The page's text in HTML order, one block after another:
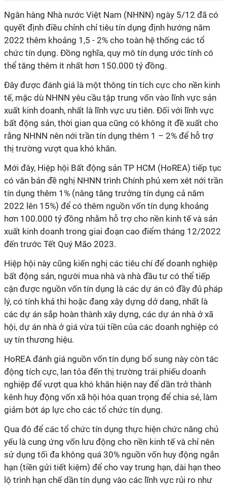
Ngân hàng Nhà nước Việt Nam (NHNN) ngày 5/12 đã có
quyết định điều chỉnh chỉ tiêu tín dụng định hướng năm
2022 thêm khoảng 1,5 - 2% cho toàn hệ thống các tổ
chức tín dụng. Đồng nghĩa, quy mô tín dụng ước tính có
thể tăng thêm ít nhất hơn 150.000 tỷ đồng.
Đây được đánh giá là một thông tin tích cực cho nền kinh
tế, mặc dù NHNN yêu cầu tập trung vốn vào lĩnh vực sản
xuất kinh doanh, nhất là lĩnh vực ưu tiên. Đối với lĩnh vực
bất động sản, thời gian qua cũng có không ít đề xuất cho
rằng NHNN nên nới trần tín dụng thêm 1 – 2% để hỗ trợ
thị trường vượt qua khó khăn.
Mới đây, Hiệp hội Bất động sản TP HCM (HoREA) tiếp tục
có văn bản đề nghị NHNN trình Chính phủ xem xét nới trần
tín dụng thêm 1% (nâng tăng trưởng tín dụng cả năm
2022 lên 15%) để có thêm nguồn vốn tín dụng khoảng
hơn 100.000 tỷ đồng nhằm hỗ trợ cho nền kinh tế và sản
xuất kinh doanh trong giai đoạn cao điểm tháng 12/2022
đến trước Tết Quý Mão 2023.
Hiệp hội này cũng kiến nghị các tiêu chí để doanh nghiệp
bất động sản, người mua nhà và nhà đầu tư có thể tiếp
cận được nguồn vốn tín dụng là các dự án có đầy đủ pháp
lý, có tính khả thi hoặc đang xây dựng dở dang, nhất là
các dự án sắp hoàn thành xây dựng, các dự án nhà ở xã
hội, dự án nhà ở giá vừa túi tiền của các doanh nghiệp có
uy tín thương hiệu.
HoREA đánh giá nguồn vốn tín dụng bổ sung này còn tác
động tích cực, lan tỏa đến thị trường trái phiếu doanh
nghiệp để vượt qua khó khăn hiện nay để dần trở thành
kênh huy động vốn xã hội hóa quan trọng để chia sẻ, làm
giảm bớt áp lực cho các tổ chức tín dụng.
Qua đó để các tổ chức tín dụng thực hiện chức năng chủ
yếu là cung ứng vốn lưu động cho nền kinh tế và chỉ nên
sử dụng tối đa không quá 30% nguồn vốn huy động ngắn
hạn (tiền gửi tiết kiệm) để cho vay trung hạn, dài hạn theo
lộ trình hạn chế dần tín dụng vào các lĩnh vực rủi ro như